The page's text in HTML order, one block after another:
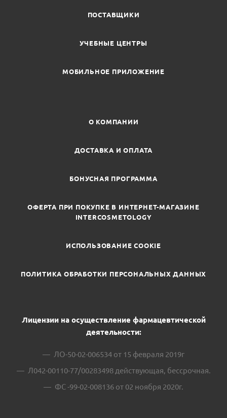
ПОСТАВЩИКИ
УЧЕБНЫЕ ЦЕНТРЫ
МОБИЛЬНОЕ ПРИЛОЖЕНИЕ
О КОМПАНИИ
ДОСТАВКА И ОПЛАТА
БОНУСНАЯ ПРОГРАММА
ОФЕРТА ПРИ ПОКУПКЕ В ИНТЕРНЕТ-МАГАЗИНЕ
INTERCOSMETOLOGY
ИСПОЛЬЗОВАНИЕ COOKIE
ПОЛИТИКА ОБРАБОТКИ ПЕРСОНАЛЬНЫХ ДАННЫХ
Лицензии на осуществление фармацевтической
деятельности:
ЛО-50-02-006534 от 15 февраля 2019г
Л042-00110-77/00283498 действующая, бессрочная.
ФС -99-02-008136 от 02 ноября 2020г.